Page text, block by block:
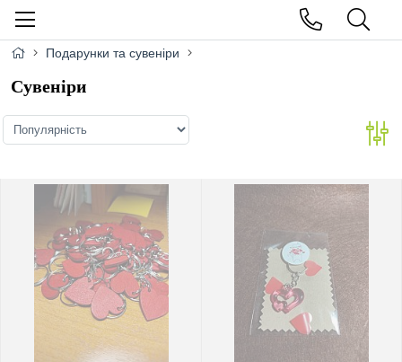
Подарунки та сувеніри
Сувеніри